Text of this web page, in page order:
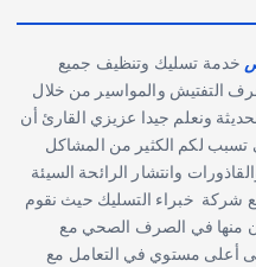
خدمة تسليك وتنظيف جميع
التفتيش والمواسير من خلال
ونعلم جيدا عزيزي القارئ أن
لكم الكثير من المشاكل
وانتشار الرائحة السيئة
شركة خبراء التسليك حيث نقوم
منها في الصرف الصحي مع
أعلى مستوي في التعامل مع